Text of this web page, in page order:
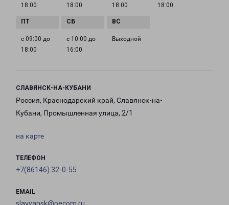
18:00
18:00
18:00
18:00
с 09:00 до
18:00
с 10:00 до
16:00
Выходной
СЛАВЯНСК-НА-КУБАНИ
Россия, Краснодарский край, Славянск-на-
Кубани, Промышленная улица, 2/1
на карте
ТЕЛЕФОН
+7(86146) 32-0-55
EMAIL